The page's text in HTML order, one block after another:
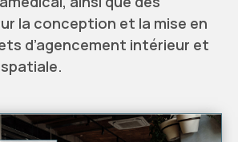
la conception et la mise en
d’agencement intérieur et